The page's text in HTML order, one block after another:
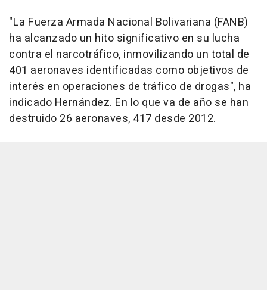
"La Fuerza Armada Nacional Bolivariana (FANB)
ha alcanzado un hito significativo en su lucha
contra el narcotráfico, inmovilizando un total de
401 aeronaves identificadas como objetivos de
interés en operaciones de tráfico de drogas", ha
indicado Hernández. En lo que va de año se han
destruido 26 aeronaves, 417 desde 2012.